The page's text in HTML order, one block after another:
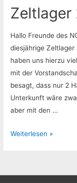
Zeltlager
Hallo Freunde des
diesjährige
haben uns hierzu
mit der
besagt, dass nur 2
Unterkunft wäre
aber mit den …
Zeltlager
Weiterlesen »